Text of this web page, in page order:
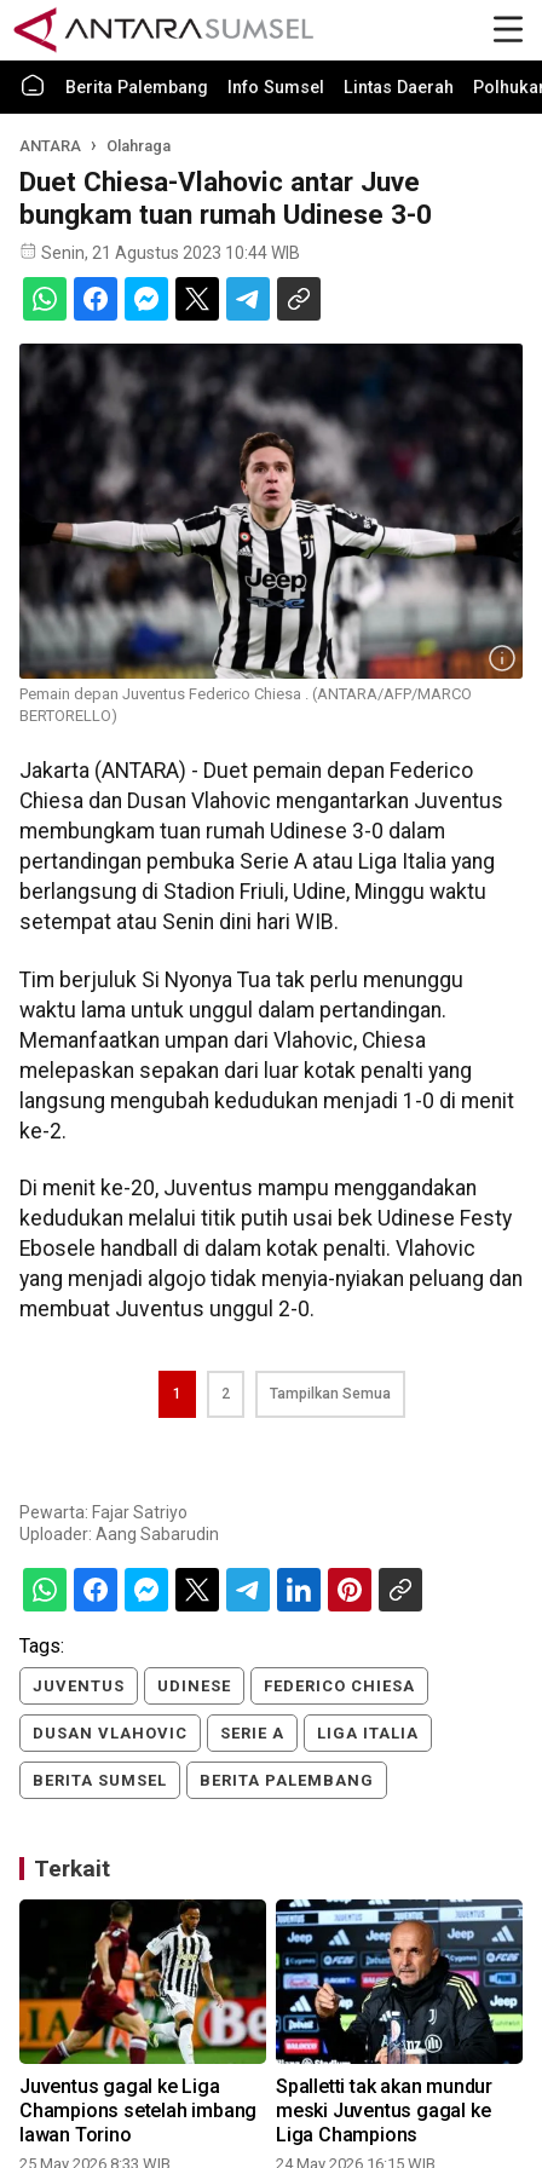
Berita Palembang Info Sumsel Lintas Daerah
ANTARA Olahraga
Duet Chiesa-Vlahovic antar Juve
bungkam tuan rumah Udinese 3-0
Senin, 21 Agustus 2023 10:44 WIB
Pemain depan Juventus Federico Chiesa . (ANTARA/AFP/MARCO
BERTORELLO)
Jakarta (ANTARA) - Duet pemain depan Federico
Chiesa dan Dusan Vlahovic mengantarkan Juventus
membungkam tuan rumah Udinese 3-0 dalam
pertandingan pembuka Serie A atau Liga Italia yang
berlangsung di Stadion Friuli, Udine, Minggu waktu
setempat atau Senin dini hari WIB.
Tim berjuluk Si Nyonya Tua tak perlu menunggu
waktu lama untuk unggul dalam pertandingan.
Memanfaatkan umpan dari Vlahovic, Chiesa
melepaskan sepakan dari luar kotak penalti yang
langsung mengubah kedudukan menjadi 1-0 di menit
ke-2.
Di menit ke-20, Juventus mampu menggandakan
kedudukan melalui titik putih usai bek Udinese Festy
Ebosele handball di dalam kotak penalti. Vlahovic
yang menjadi algojo tidak menyia-nyiakan peluang dan
membuat Juventus unggul 2-0.
1 2 Tampilkan Semua
Pewarta: Fajar Satriyo
Uploader: Aang Sabarudin
Tags:
JUVENTUS UDINESE FEDERICO CHIESA
DUSAN VLAHOVIC SERIE A LIGA ITALIA
BERITA SUMSEL BERITA PALEMBANG
Terkait
Juventus gagal ke Liga
Champions setelah imbang
lawan Torino
25 May 2026 8:33 WIB
Spalletti tak akan mundur
meski Juventus gagal ke
Liga Champions
24 May 2026 16:15 WIB